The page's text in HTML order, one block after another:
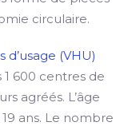
circulaire.
d’usage (VHU)
600 centres de
agréés. L’âge
ans. Le nombre